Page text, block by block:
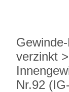
verzinkt
Nr.92